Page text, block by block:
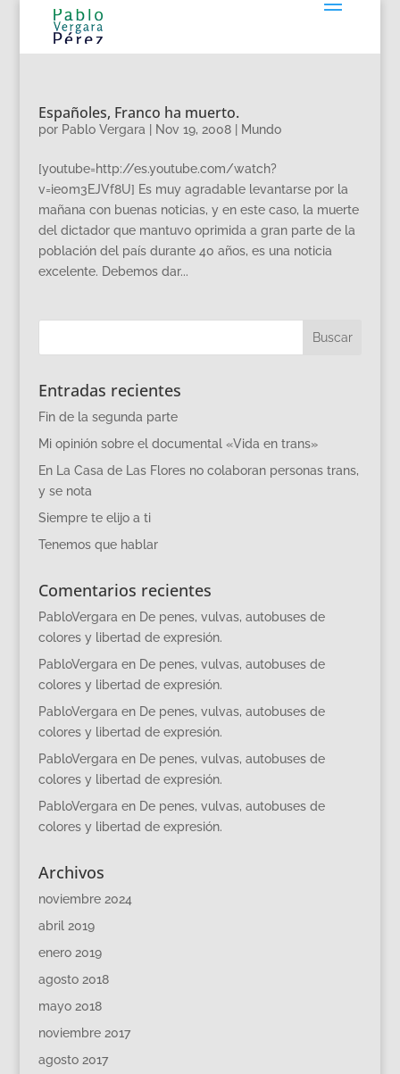
Españoles, Franco ha muerto.
por Pablo Vergara Nov 19, 2008| Mundo
[youtube=http://es.youtube.com/watch?
v=ie0m3EJVf8U] Es muy agradable levantarse por la
mañana con buenas noticias, y en este caso, la muerte
del dictador que mantuvo oprimida a gran parte de la
población del país durante 40 años, es una noticia
excelente. Debemos dar...
Entradas recientes
Fin de la segunda parte
Mi opinión sobre el documental «Vida en trans»
En La Casa de Las Flores no colaboran personas trans,
y se nota
Siempre te elijo a ti
Tenemos que hablar
Comentarios recientes
PabloVergara en De penes, vulvas, autobuses de
colores y libertad de expresión.
PabloVergara en De penes, vulvas, autobuses de
colores y libertad de expresión.
PabloVergara en De penes, vulvas, autobuses de
colores y libertad de expresión.
PabloVergara en De penes, vulvas, autobuses de
colores y libertad de expresión.
PabloVergara en De penes, vulvas, autobuses de
colores y libertad de expresión.
Archivos
noviembre 2024
abril 2019
enero 2019
agosto 2018
mayo 2018
noviembre 2017
agosto 2017